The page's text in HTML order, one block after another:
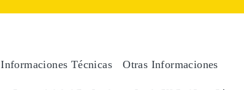
Informaciones Técnicas Otras Informaciones